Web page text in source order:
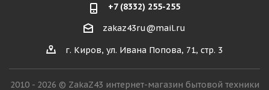
+7 (8332) 255-255
zakaz43ru@mail.ru
г. Киров, ул. Ивана Попова, 71, стр. 3
2010 - 2026 © ZakaZ43 интернет-магазин бытовой техники